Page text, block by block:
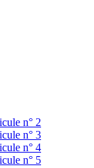
n° 2
n° 3
n° 4
n° 5